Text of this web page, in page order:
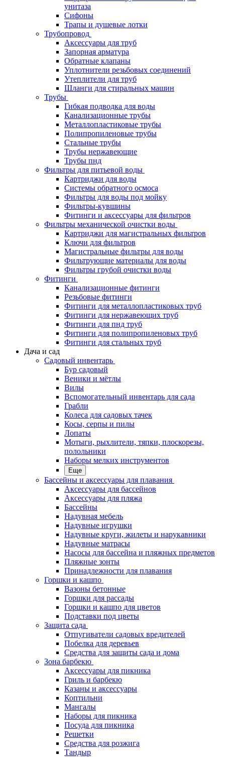
унитаза
Сифоны
Трапы и душевые лотки
Трубопровод
Аксессуары для труб
Запорная арматура
Обратные клапаны
Уплотнители резьбовых соединений
Утеплители для труб
Шланги для стиральных машин
Трубы
Гибкая подводка для воды
Канализационные трубы
Металлопластиковые трубы
Полипропиленовые трубы
Стальные трубы
Трубы нержавеющие
Трубы пнд
Фильтры для питьевой воды
Картриджи для воды
Системы обратного осмоса
Фильтры для воды под мойку
Фильтры-кувшины
Фитинги и аксессуары для фильтров
Фильтры механической очистки воды
Картриджи для магистральных фильтров
Ключи для фильтров
Магистральные фильтры для воды
Фильтрующие материалы для воды
Фильтры грубой очистки воды
Фитинги
Канализационные фитинги
Резьбовые фитинги
Фитинги для металлопластиковых труб
Фитинги для нержавеющих труб
Фитинги для пнд труб
Фитинги для полипропиленовых труб
Фитинги для стальных труб
Дача и сад
Садовый инвентарь
Бур садовый
Веники и мётлы
Вилы
Вспомогательный инвентарь для сада
Грабли
Колеса для садовых тачек
Косы, серпы и пилы
Лопаты
Мотыги, рыхлители, тяпки, плоскорезы,
полольники
Наборы мелких инструментов
Еще
Бассейны и аксессуары для плавания
Аксессуары для бассейнов
Аксессуары для пляжа
Бассейны
Надувная мебель
Надувные игрушки
Надувные круги, жилеты и нарукавники
Надувные матрасы
Насосы для бассейна и пляжных предметов
Пляжные зонты
Принадлежности для плавания
Горшки и кашпо
Вазоны бетонные
Горшки для рассады
Горшки и кашпо для цветов
Подставки под цветы
Защита сада
Отпугиватели садовых вредителей
Побелка для деревьев
Средства для защиты сада и дома
Зона барбекю
Аксессуары для пикника
Гриль и барбекю
Казаны и аксессуары
Коптильни
Мангалы
Наборы для пикника
Посуда для пикника
Решетки
Средства для розжига
Тандыр